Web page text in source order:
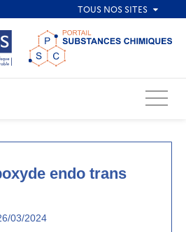
Menu
endo trans
03/2024